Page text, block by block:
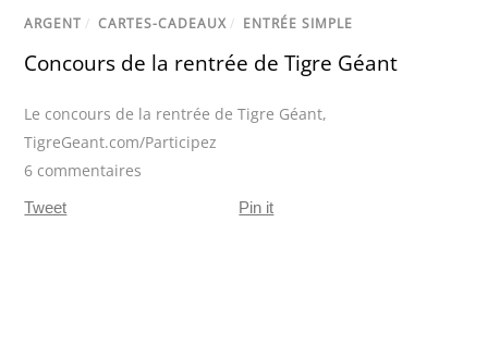
ARGENT / CARTES-CADEAUX / ENTRÉE SIMPLE
Concours de la rentrée de Tigre Géant
Le concours de la rentrée de Tigre Géant,
TigreGeant.com/Participez
6 commentaires
Tweet Pin it